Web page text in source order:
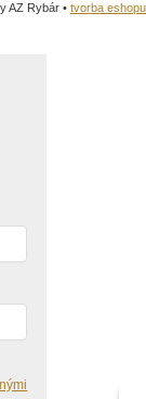
AZ Rybár • tvorba